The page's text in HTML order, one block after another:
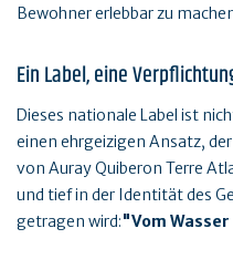
Bewohner erlebbar zu
Ein Label, eine
Dieses nationale Label ist
einen ehrgeizigen Ansatz,
von Auray Quiberon Terre
und tief in der Identität des
getragen wird:"Vom